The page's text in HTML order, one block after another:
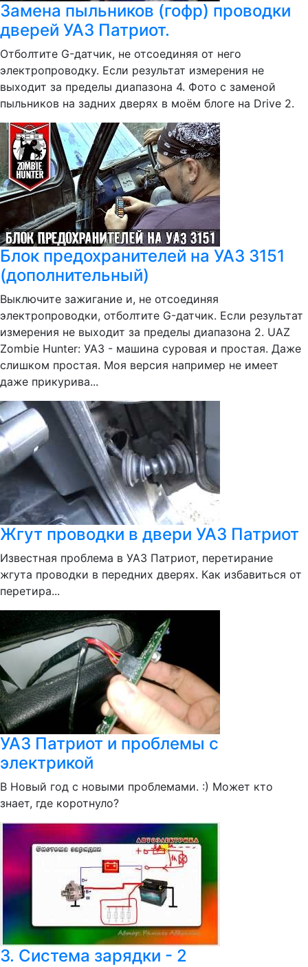
Замена пыльников (гофр) проводки
дверей УАЗ Патриот.
Отболтите G-датчик, не отсоединяя от него
электропроводку. Если результат измерения не
выходит за пределы диапазона 4. Фото с заменой
пыльников на задних дверях в моём блоге на Drive 2.
Блок предохранителей на УАЗ 3151
(дополнительный)
Выключите зажигание и, не отсоединяя
электропроводки, отболтите G-датчик. Если результат
измерения не выходит за пределы диапазона 2. UAZ
Zombie Hunter: УАЗ - машина суровая и простая. Даже
слишком простая. Моя версия например не имеет
даже прикурива...
Жгут проводки в двери УАЗ Патриот
Известная проблема в УАЗ Патриот, перетирание
жгута проводки в передних дверях. Как избавиться от
перетира...
УАЗ Патриот и проблемы с
электрикой
В Новый год с новыми проблемами. :) Может кто
знает, где коротнуло?
3. Система зарядки - 2